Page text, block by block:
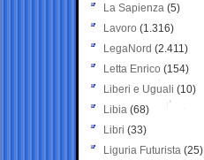
La Sapienza (5)
Lavoro (1.316)
LegaNord (2.411)
Letta Enrico (154)
Liberi e Uguali (10)
Libia (68)
Libri (33)
Liguria Futurista (25)